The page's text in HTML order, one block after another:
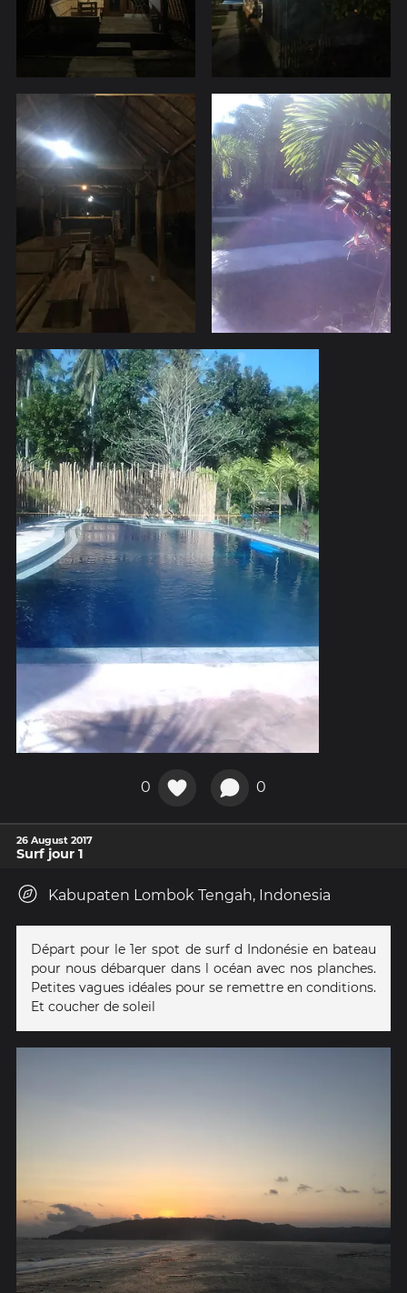
0 0
26 August 2017
Surf jour 1
Kabupaten Lombok Tengah, Indonesia
Départ pour le 1er spot de surf d Indonésie en bateau
pour nous débarquer dans l océan avec nos planches.
Petites vagues idéales pour se remettre en conditions.
Et coucher de soleil